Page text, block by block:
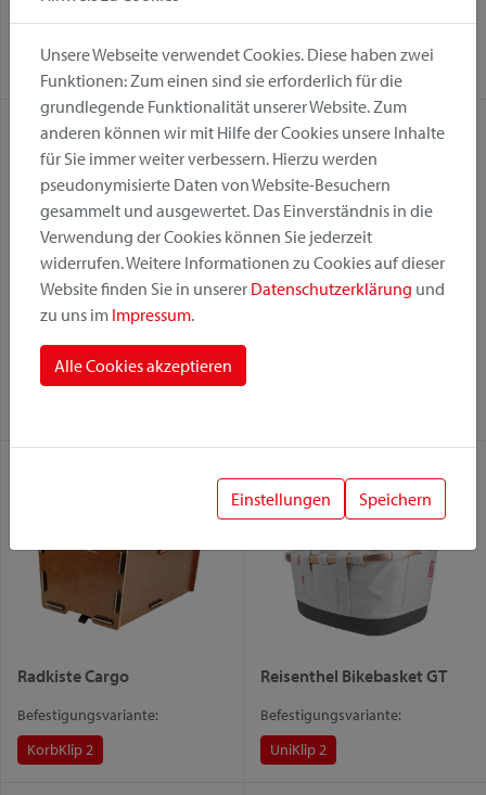
Fix
GTA
KorbKlip 2
Racktime
Fix
GTA
KorbKlip 2
Racktime
Befestigungsvariante:
Radkiste Cargo
Befestigungsvariante:
KorbKlip 2
Reisenthel Bikebasket GT
Befestigungsvariante:
UniKlip 2
Unsere Webseite verwendet Cookies. Diese haben zwei
Funktionen: Zum einen sind sie erforderlich für die
grundlegende Funktionalität unserer Website. Zum
anderen können wir mit Hilfe der Cookies unsere Inhalte
für Sie immer weiter verbessern. Hierzu werden
pseudonymisierte Daten von Website-Besuchern
gesammelt und ausgewertet. Das Einverständnis in die
Verwendung der Cookies können Sie jederzeit
widerrufen. Weitere Informationen zu Cookies auf dieser
Website finden Sie in unserer Datenschutzerklärung und
zu uns im Impressum.
Alle Cookies akzeptieren
Einstellungen Speichern